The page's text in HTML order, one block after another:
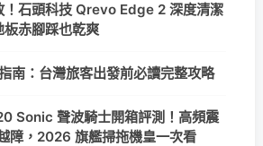
！石頭科技 Qrevo Edge 2 深度清潔
板赤腳踩也乾爽
南：台灣旅客出發前必讀完整攻略
Sonic 聲波騎士開箱評測！高頻震
障，2026 旗艦掃拖機皇一次看